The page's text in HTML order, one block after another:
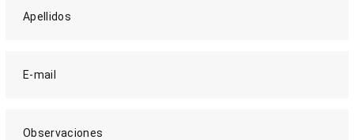
Apellidos
E-mail
Observaciones